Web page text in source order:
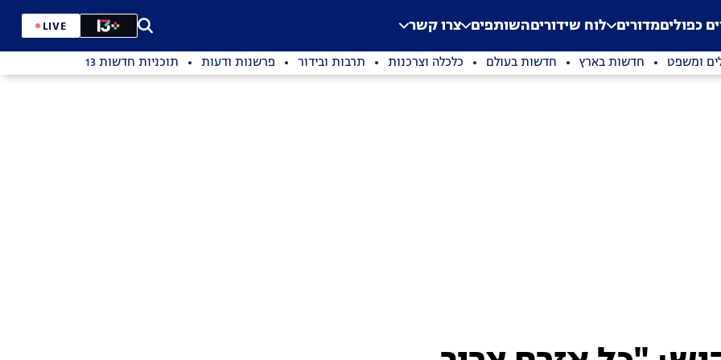
Application error: a
. כפוליםמדורים לוח שידוריםהשותפים צרו קשר LIVE
ומשפט חדשות בארץ חדשות בעולם כלכלה וצרכנות תרבות ובידור פרשנות ודעות תוכניות חדשות 13